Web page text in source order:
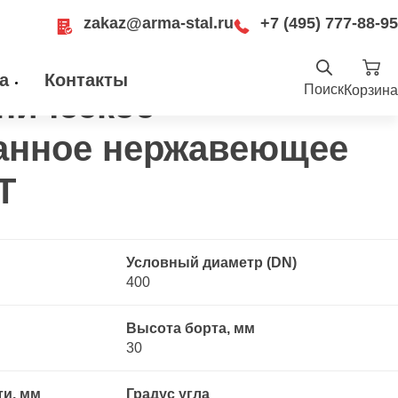
zakaz@arma-stal.ru +7 (495) 777-88-95
Контакты
Москва, Рязанский проспект, д. 8А, стр
ПоискКорзина
нержавеющее 08Х18Н10Т
нержавеющее
Условный диаметр (DN)
400
Высота борта, мм
30
мм Градус угла